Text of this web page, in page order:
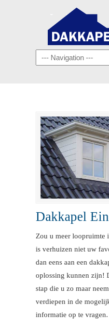
Navigation
Dakkapel
Zou u meer loopruimte
is verhuizen niet uw
dan eens aan een
oplossing kunnen zijn!
stap die u zo maar
verdiepen in de
informatie op te vragen.